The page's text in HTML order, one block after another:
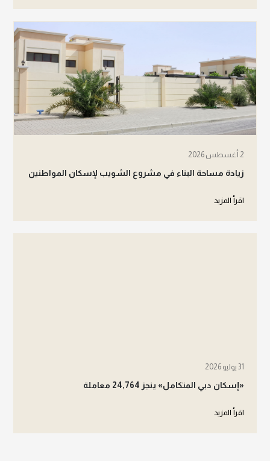
2 أغسطس 2026
زيادة مساحة البناء في مشروع الشويب لإسكان المواطنين
اقرأ المزيد
31 يوليو 2026
«إسكان دبي المتكامل» ينجز 24,764 معاملة
اقرأ المزيد